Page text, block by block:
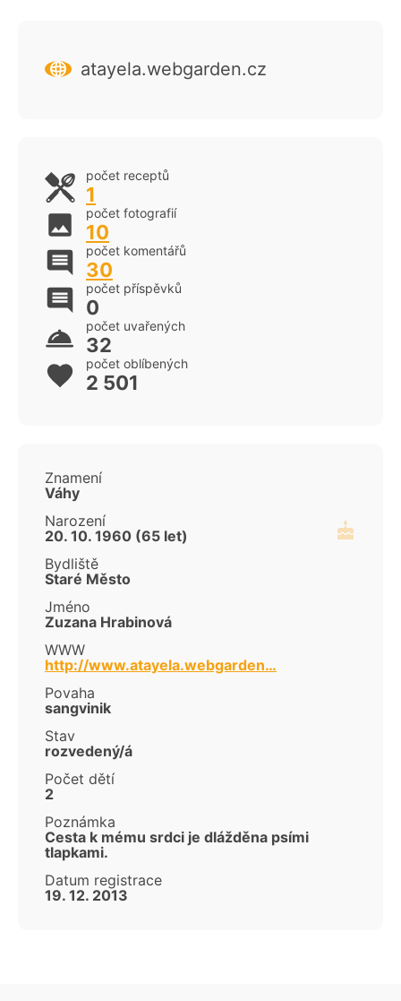
atayela.webgarden.cz
počet receptů
1
počet fotografií
10
počet komentářů
30
počet příspěvků
0
počet uvařených
32
počet oblíbených
2 501
Znamení
Váhy
Narození
20. 10. 1960 (65 let)
Bydliště
Staré Město
Jméno
Zuzana Hrabinová
WWW
http://www.atayela.webgarden…
Povaha
sangvinik
Stav
rozvedený/á
Počet dětí
2
Poznámka
Cesta k mému srdci je dlážděna psími
tlapkami.
Datum registrace
19. 12. 2013